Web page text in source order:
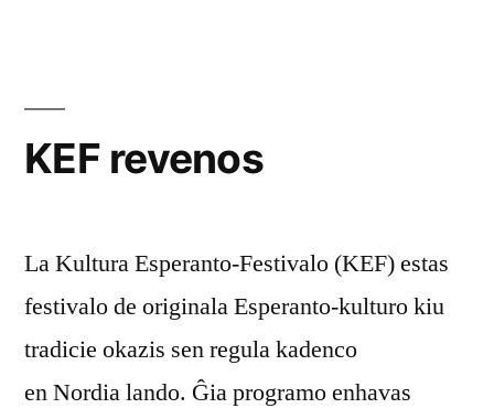
KEF revenos
La Kultura Esperanto-Festivalo (KEF) estas
festivalo de originala Esperanto-kulturo kiu
tradicie okazis sen regula kadenco
en Nordia lando. Ĝia programo enhavas